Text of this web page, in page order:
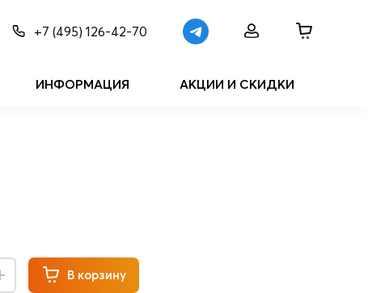
+7 (495) 126-42-70
ИНФОРМАЦИЯ АКЦИИ И СКИДКИ
В корзину